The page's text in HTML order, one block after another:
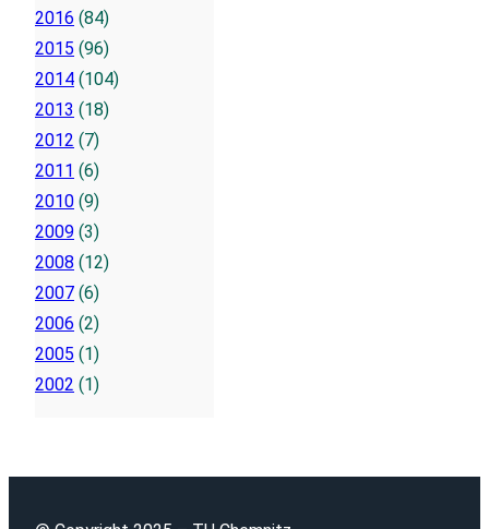
2016 (84)
2015 (96)
2014 (104)
2013 (18)
2012 (7)
2011 (6)
2010 (9)
2009 (3)
2008 (12)
2007 (6)
2006 (2)
2005 (1)
2002 (1)